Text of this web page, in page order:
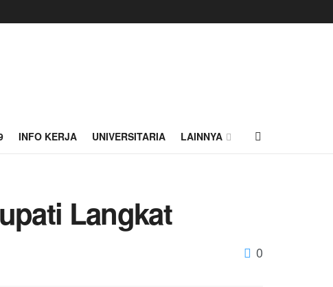
INFO KERJA UNIVERSITARIA LAINNYA
Langkat
0